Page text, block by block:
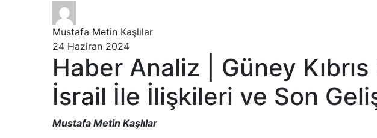
Mustafa Metin Kaşlılar
24 Haziran 2024
Haber Analiz | Güney
İsrail İle İlişkileri ve Son
Mustafa Metin Kaşlılar